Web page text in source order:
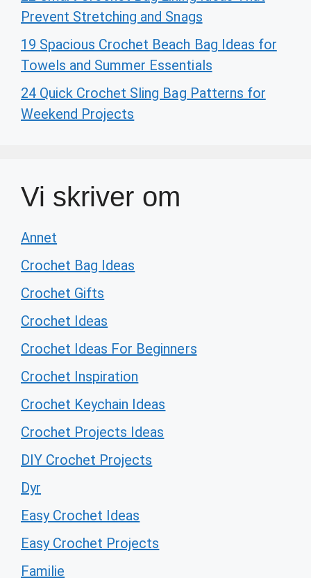
Prevent Stretching and Snags
19 Spacious Crochet Beach Bag Ideas for
Towels and Summer Essentials
24 Quick Crochet Sling Bag Patterns for
Weekend Projects
Vi skriver om
Annet
Crochet Bag Ideas
Crochet Gifts
Crochet Ideas
Crochet Ideas For Beginners
Crochet Inspiration
Crochet Keychain Ideas
Crochet Projects Ideas
DIY Crochet Projects
Dyr
Easy Crochet Ideas
Easy Crochet Projects
Familie